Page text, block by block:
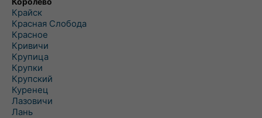
Крайск
Красная Слобода
Красное
Кривичи
Крупица
Крупки
Крупский
Куренец
Лазовичи
Лань